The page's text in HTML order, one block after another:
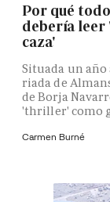
Por qué
debería leer
caza'
Situada un año
riada de
de Borja
'thriller' como
Carmen Burné